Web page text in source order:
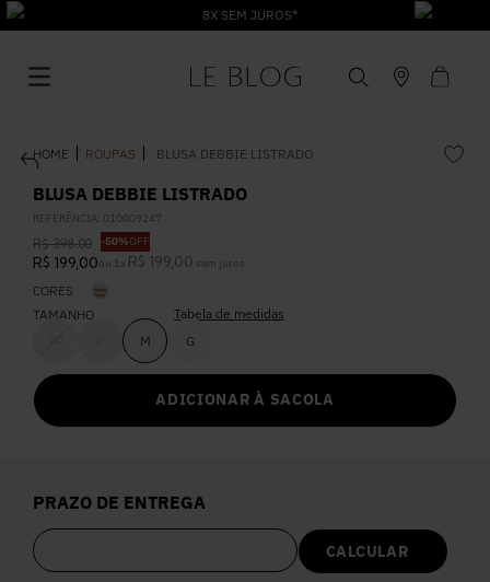
8X SEM JUROS*
ROUPAS BLUSA DEBBIE LISTRADO
BLUSA DEBBIE LISTRADO
REFERÊNCIA: 010009247
R$ 398,00 -50%OFF
R$ 199,00 ou 1 x R$ 199 00 sem juros
CORES
TAMANHO
M G
Tabela de medidas
ADICIONAR À SACOLA
PRAZO DE ENTREGA
1º Vestido
2º Roupas
5º Calça